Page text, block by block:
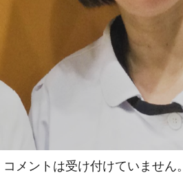
コメントは受け付けていません。